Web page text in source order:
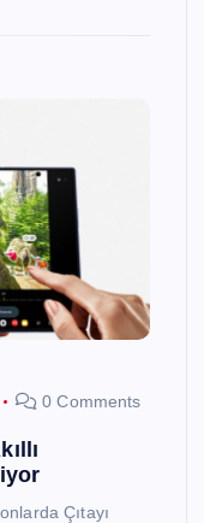
0 Comments
Çıtayı